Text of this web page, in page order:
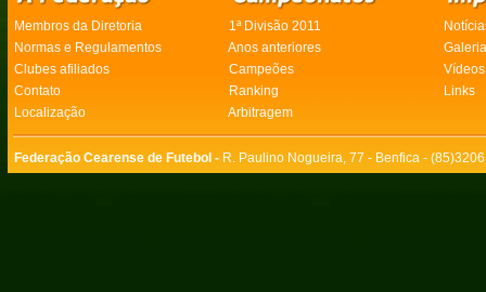
Membros da Diretoria 1ª Divisão 2011
Normas e Regulamentos
Anos anteriores
Clubes afiliados
Campeões
Vídeos
Contato
Ranking
Links
Localização
Arbitragem
Federação Cearense de Futebol - R. Paulino Nogueira, 77 - Benfica -